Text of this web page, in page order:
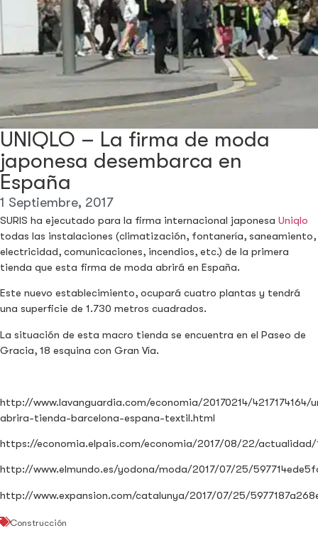
UNIQLO – La firma de moda
japonesa desembarca en
España
1 Septiembre, 2017
SURIS ha ejecutado para la firma internacional japonesa Uniqlo
todas las instalaciones (climatización, fontanería, saneamiento,
electricidad, comunicaciones, incendios, etc.) de la primera
tienda que esta firma de moda abrirá en España.
Este nuevo establecimiento, ocupará cuatro plantas y tendrá
una superficie de 1.730 metros cuadrados.
La situación de esta macro tienda se encuentra en el Paseo de
Gracia, 18 esquina con Gran Vía.
http://www.lavanguardia.com/economia/20170214/4217174164/
abrira-tienda-barcelona-espana-textil.html
https://economia.elpais.com/economia/2017/08/22/actualidad/
http://www.elmundo.es/yodona/moda/2017/07/25/
http://www.expansion.com/catalunya/2017/07/25/
Construcción